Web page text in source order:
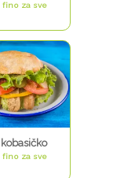
fino za sve
fino za sve